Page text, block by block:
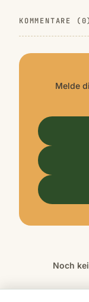
KOMMENTARE (0)
Melde
Noch